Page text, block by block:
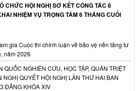
CHỨC HỘI NGHỊ SƠ KẾT CÔNG TÁC 6
NHIỆM VỤ TRỌNG TÂM 6 THÁNG CUỐI
gia Cuộc thi chính luận về bảo vệ nền tảng tư
năm 2026
QUỐC NGHIÊN CỨU, HỌC TẬP, QUÁN TRIỆT
NGHỊ QUYẾT HỘI NGHỊ LẦN THỨ HAI BAN
ĐẢNG KHÓA XIV